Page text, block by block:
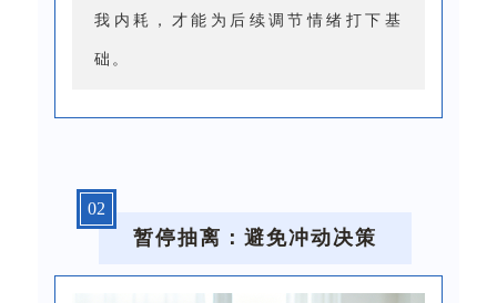
我内耗，才能为后续调节情绪打下基
础。
02
暂停抽离：避免冲动决策